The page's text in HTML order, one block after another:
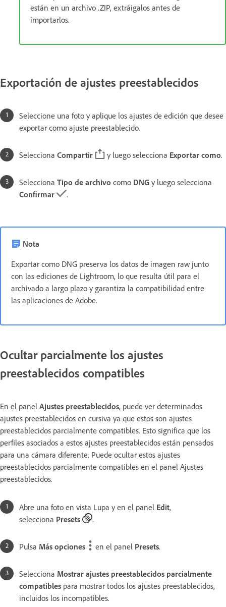
están en un archivo .ZIP, extráigalos antes de
importarlos.
Exportación de ajustes preestablecidos
Seleccione una foto y aplique los ajustes de edición que desee
exportar como ajuste preestablecido.
Selecciona Compartir y luego selecciona Exportar como.
Selecciona Tipo de archivo como DNG y luego selecciona
Confirmar
.
Nota
Exportar como DNG preserva los datos de imagen raw junto
con las ediciones de Lightroom, lo que resulta útil para el
archivado a largo plazo y garantiza la compatibilidad entre
las aplicaciones de Adobe.
Ocultar parcialmente los ajustes
preestablecidos compatibles
En el panel Ajustes preestablecidos, puede ver determinados
ajustes preestablecidos en cursiva ya que estos son ajustes
preestablecidos parcialmente compatibles. Esto significa que los
perfiles asociados a estos ajustes preestablecidos están pensados
para una cámara diferente. Puede ocultar estos ajustes
preestablecidos parcialmente compatibles en el panel Ajustes
preestablecidos.
Abre una foto en vista Lupa y en el panel Edit,
selecciona Presets .
Pulsa Más opciones en el panel Presets.
Selecciona Mostrar ajustes preestablecidos parcialmente
compatibles para mostrar todos los ajustes preestablecidos,
incluidos los incompatibles.